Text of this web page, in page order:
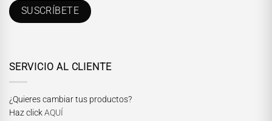
SERVICIO AL CLIENTE
¿Quieres cambiar tus productos?
Haz clickAQUÍ